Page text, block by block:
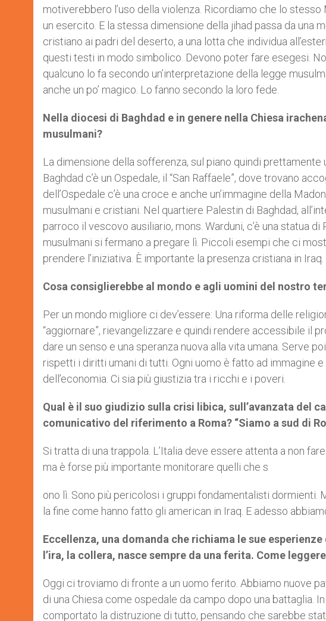
motiverebbero l’uso della violenza. Ricordiamo che lo
un esercito. E la stessa dimensione della jihad passa da una
cristiano ai padri del deserto, a una lotta che individua
questi testi in modo simbolico. Devono poter fare esegesi.
qualcuno lo fa secondo un’interpretazione della legge
anche un po’ magico. Lo fanno secondo la loro fede.
Nella diocesi di Baghdad e in genere nella Chiesa
musulmani?
La dimensione della sofferenza, sul piano quindi
Baghdad c’è un Ospedale, il “San Raffaele”, dove trovano
dell’Ospedale c’è una croce e anche un’immagine della
musulmani e cristiani. Nel quartiere Palestin di Baghdad,
parroco il vescovo ausiliario, mons. Warduni, c’è una statua
musulmani si fermano a pregare lì. Piccoli esempi che ci
prendere l’iniziativa. È importante la presenza cristiana in
Cosa consiglierebbe al mondo e agli uomini del nostro
Per un mondo migliore ci dev’essere: Una riforma delle
“aggiornare”, rievangelizzare e quindi rendere accessibile il
dare un senso e una speranza nuova alla vita umana. Serve
rispetti i diritti umani di tutti. Ogni uomo è fatto ad immagine
dell’economia. Ci sia più giustizia tra i ricchi e i poveri.
Qual è il suo giudizio sulla crisi libica, sull’avanzata del
comunicativo del riferimento a Roma? “Siamo a sud di
Si tratta di una trappola. L’Italia deve essere attenta a non
ma è forse più importante monitorare quelli che s
ono lì. Sono più pericolosi i gruppi fondamentalisti dormienti.
la fine come hanno fatto gli american in Iraq. E adesso
Eccellenza, una domanda che richiama le sue
l’ira, la collera, nasce sempre da una ferita. Come
Oggi ci troviamo di fronte a un uomo ferito. Abbiamo nuove
di una Chiesa come ospedale da campo dopo una battaglia.
comportato la distruzione di tutto, pensando che sarebbe